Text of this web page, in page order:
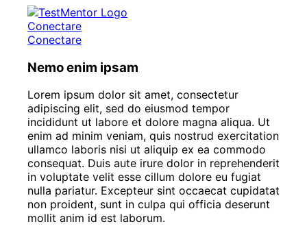
Conectare
Conectare
Nemo enim ipsam
Lorem ipsum dolor sit amet, consectetur
adipiscing elit, sed do eiusmod tempor
incididunt ut labore et dolore magna aliqua. Ut
enim ad minim veniam, quis nostrud exercitation
ullamco laboris nisi ut aliquip ex ea commodo
consequat. Duis aute irure dolor in reprehenderit
in voluptate velit esse cillum dolore eu fugiat
nulla pariatur. Excepteur sint occaecat cupidatat
non proident, sunt in culpa qui officia deserunt
mollit anim id est laborum.